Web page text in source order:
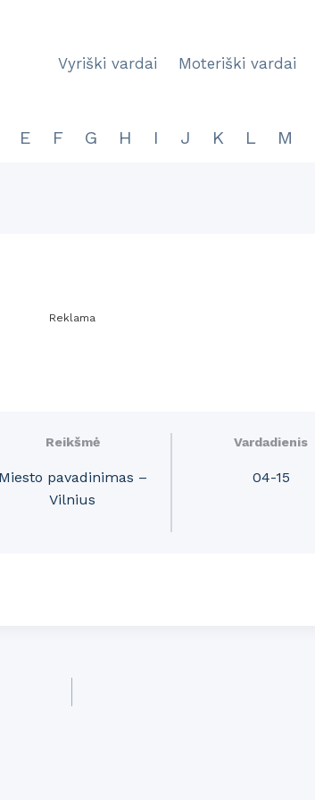
Vyriški vardai Moteriški vardai
E F G H I J K L M
Reklama
Reikšmė
Miesto pavadinimas –
Vilnius
Vardadienis
04-15